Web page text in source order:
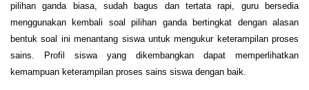
pilihan ganda biasa, sudah bagus dan tertata rapi, guru bersedia
menggunakan kembali soal pilihan ganda bertingkat dengan alasan
bentuk soal ini menantang siswa untuk mengukur keterampilan proses
sains. Profil siswa yang dikembangkan dapat memperlihatkan
kemampuan keterampilan proses sains siswa dengan baik.